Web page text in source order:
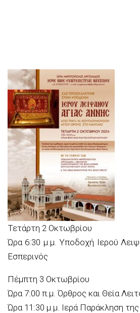
Τετάρτη 2 Οκτωβρίου
Ώρα 6:30 μ.μ. Υποδοχή Ιερού
Εσπερινός
Πέμπτη 3 Οκτωβρίου
Ώρα 7:00 π.μ. Όρθρος και Θεία
Ώρα 11:30 μ.μ. Ιερά Παράκληση της